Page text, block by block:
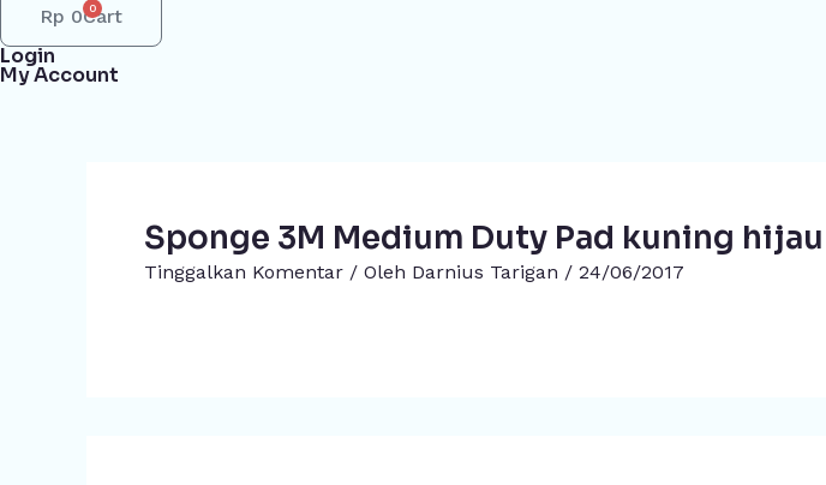
Rp 0 0
Cart
Login
My Account
Sponge 3M Medium Duty Pad kuning hijau
Tinggalkan Komentar / Oleh Darnius Tarigan / 24/06/2017